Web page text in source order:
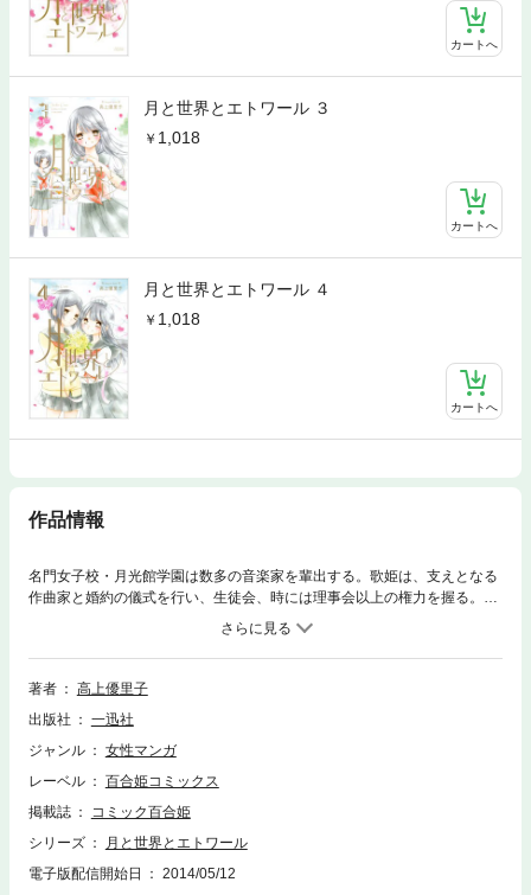
カートへ
月と世界とエトワール ３
1,018
カートへ
月と世界とエトワール ４
1,018
カートへ
作品情報
名門女子校・月光館学園は数多の音楽家を輩出する。歌姫は、支えとなる
作曲家と婚約の儀式を行い、生徒会、時には理事会以上の権力を握る。舞
坂よぞらは、祖母の思い出とともに、この月光館の門をくぐった。なにか
とつっかかってくる岸辺世界、学園の憧れの的・白凪海百合、彼女の作曲
家で麗人・天柳永遠―彼女らに翻弄されながら、よぞらはどんな唄をうた
うのか―。
著者
高上優里子
出版社
一迅社
ジャンル
女性マンガ
レーベル
百合姫コミックス
掲載誌
コミック百合姫
シリーズ
月と世界とエトワール
電子版配信開始日
2014/05/12